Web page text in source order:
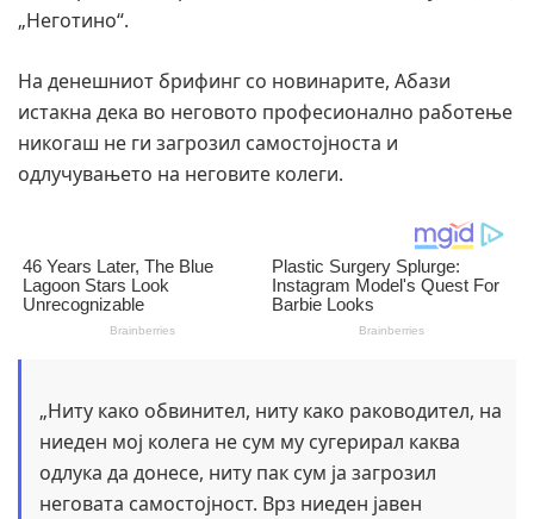
„Неготино“.
На денешниот брифинг со новинарите, Абази
истакна дека во неговото професионално работење
никогаш не ги загрозил самостојноста и
одлучувањето на неговите колеги.
„Ниту како обвинител, ниту како раководител, на
ниеден мој колега не сум му сугерирал каква
одлука да донесе, ниту пак сум ја загрозил
неговата самостојност. Врз ниеден јавен